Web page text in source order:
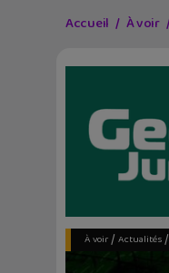
Accueil À voir
À voir/ Actualités/